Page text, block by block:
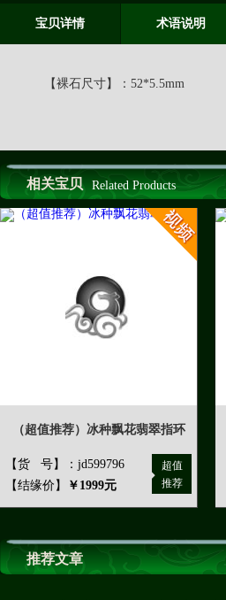
宝贝详情 术语说明
【裸石尺寸】： 52*5.5mm
相关宝贝 Related Products
（超值推荐）冰种飘花翡翠指环
【货 号】：jd599796
【结缘价】
￥1999元
超值
推荐
推荐文章